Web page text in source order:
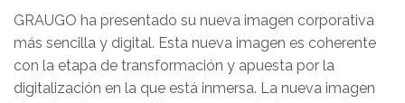
GRAUGO ha presentado su nueva imagen corporativa
más sencilla y digital. Esta nueva imagen es coherente
con la etapa de transformación y apuesta por la
digitalización en la que está inmersa. La nueva imagen